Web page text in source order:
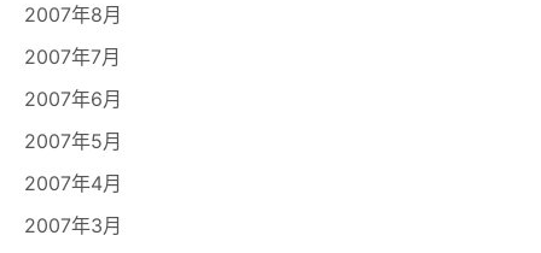
2007年8月
2007年7月
2007年6月
2007年5月
2007年4月
2007年3月